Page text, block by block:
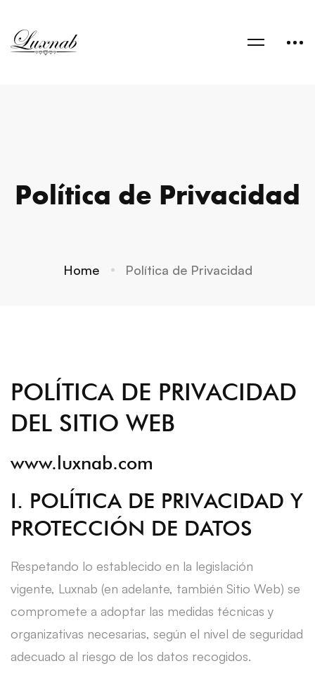
Política de Privacidad
Home Política de Privacidad
POLÍTICA DE PRIVACIDAD
DEL SITIO WEB
www.luxnab.com
I. POLÍTICA DE PRIVACIDAD Y
PROTECCIÓN DE DATOS
Respetando lo establecido en la legislación
vigente, Luxnab (en adelante, también Sitio Web) se
compromete a adoptar las medidas técnicas y
organizativas necesarias, según el nivel de seguridad
adecuado al riesgo de los datos recogidos.